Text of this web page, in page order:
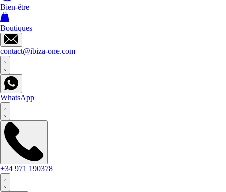
Bien-être
Boutiques
contact@ibiza-one.com
WhatsApp
+34 971 190378